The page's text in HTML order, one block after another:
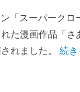
「スーパークロ
た漫画作品「さ
れました。 続